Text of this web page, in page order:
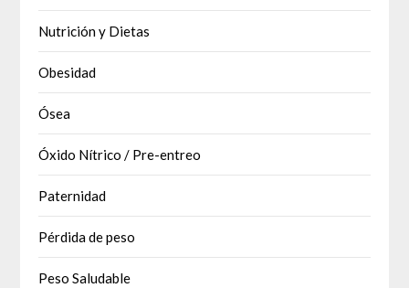
Nutrición y Dietas
Obesidad
Ósea
Óxido Nítrico / Pre-entreo
Paternidad
Pérdida de peso
Peso Saludable